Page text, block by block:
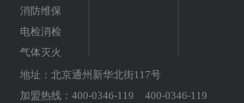
消防维保
电检消检
气体灭火
地址：北京通州新华北街117号
加盟热线：400-0346-119 400-0346-119